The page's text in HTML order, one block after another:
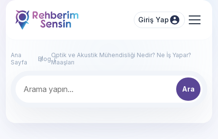
Giriş Yap
Ana
Sayfa
BlogOptik ve Akustik Mühendisliği Nedir? Ne İş Yapar?
Maaşları
Ara